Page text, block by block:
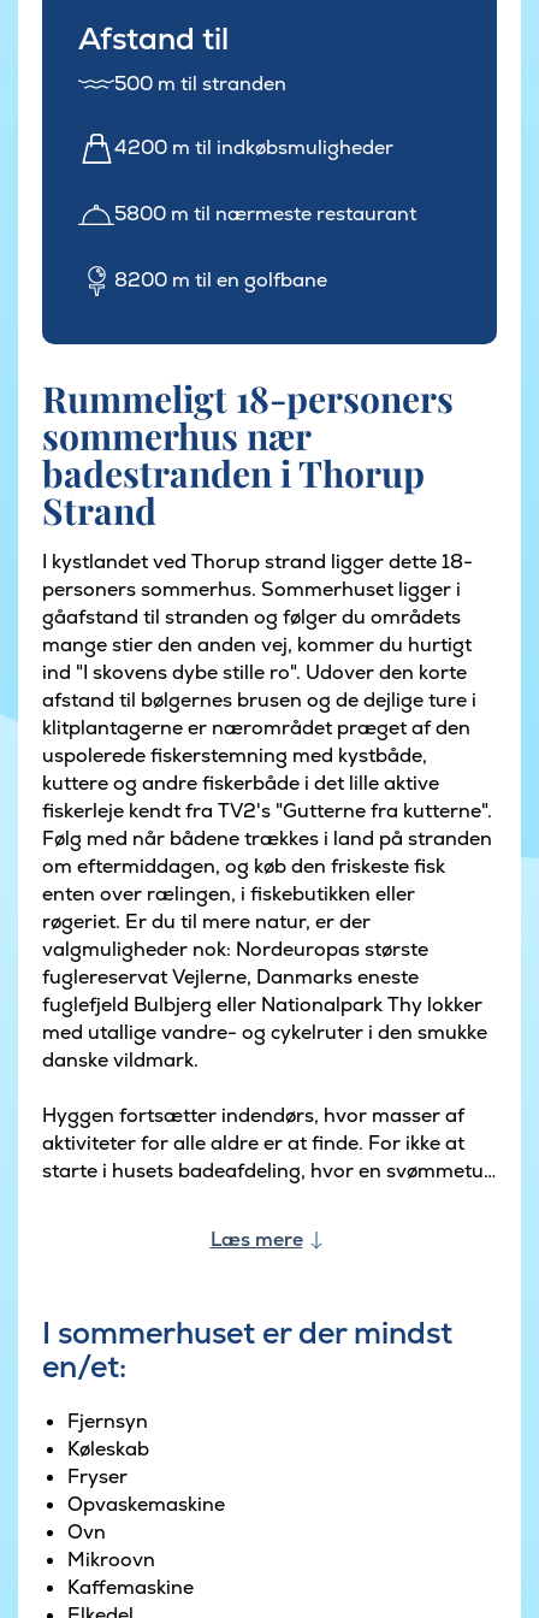
Afstand til
500 m til stranden
4200 m til indkøbsmuligheder
5800 m til nærmeste restaurant
8200 m til en golfbane
Rummeligt 18-personers
sommerhus nær
badestranden i Thorup
Strand
I kystlandet ved Thorup strand ligger dette 18-
personers sommerhus. Sommerhuset ligger i
gåafstand til stranden og følger du områdets
mange stier den anden vej, kommer du hurtigt
ind "I skovens dybe stille ro". Udover den korte
afstand til bølgernes brusen og de dejlige ture i
klitplantagerne er nærområdet præget af den
uspolerede fiskerstemning med kystbåde,
kuttere og andre fiskerbåde i det lille aktive
fiskerleje kendt fra TV2's "Gutterne fra kutterne".
Følg med når bådene trækkes i land på stranden
om eftermiddagen, og køb den friskeste fisk
enten over rælingen, i fiskebutikken eller
røgeriet. Er du til mere natur, er der
valgmuligheder nok: Nordeuropas største
fuglereservat Vejlerne, Danmarks eneste
fuglefjeld Bulbjerg eller Nationalpark Thy lokker
med utallige vandre- og cykelruter i den smukke
danske vildmark.
Hyggen fortsætter indendørs, hvor masser af
aktiviteter for alle aldre er at finde. For ikke at
starte i husets badeafdeling, hvor en svømmetur
vandrutsjebane, modstrømsanlæg og
romertrappe. Derudover kan en afslappende tur
Wellness er tillige at finde udendørs, hvor et
spabad.
Efter en badetur kan aktiviteterne fortsættes i
husets aktivitetsrum med kombineret billard- og
bordtennisbord, bordfodbold, dart og
PlayStation 4. Vil du hellere slappe af, kan dette
gøres enten i husets bar eller i rummets
Læs mere
I sommerhuset er der mindst
en/et:
Fjernsyn
Køleskab
Fryser
Opvaskemaskine
Ovn
Mikroovn
Kaffemaskine